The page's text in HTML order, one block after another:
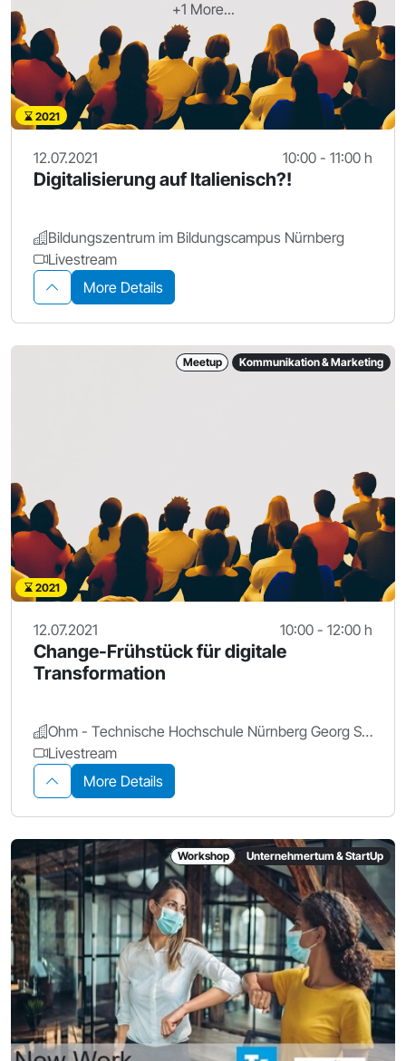
+1 More...
2021
12.07.2021 10:00 - 11:00 h
Digitalisierung auf Italienisch?!
Bildungszentrum im Bildungscampus Nürnberg
Livestream
More Details
Meetup Kommunikation & Marketing
2021
12.07.2021 10:00 - 12:00 h
Change-Frühstück für digitale
Transformation
Ohm - Technische Hochschule Nürnberg Georg Simon Ohm
Livestream
More Details
Workshop Unternehmertum & StartUp